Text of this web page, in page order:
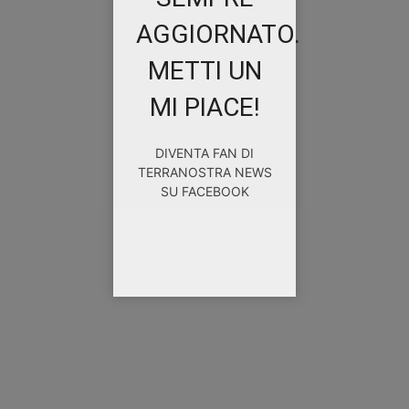
AGGIORNATO.
METTI UN
MI PIACE!
DIVENTA FAN DI
TERRANOSTRA NEWS
SU FACEBOOK